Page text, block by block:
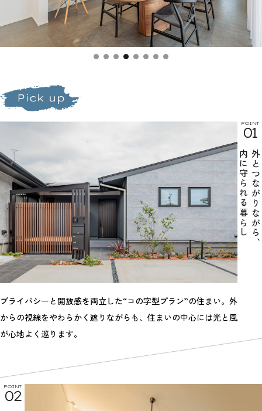
POINT
01
外とつながりながら、
内に守られる暮らし
プライバシーと開放感を両立した“コの字型プラン”の住まい。外
からの視線をやわらかく遮りながらも、住まいの中心には光と風
が心地よく巡ります。
POINT
02